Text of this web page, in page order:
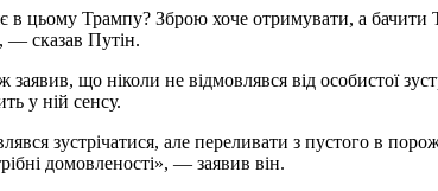
в цьому Трампу? Зброю хоче отримувати, а бачити
— сказав Путін.
що ніколи не відмовлявся від особистої
у ній сенсу.
зустрічатися, але переливати з пустого в
домовленості», — заявив він.